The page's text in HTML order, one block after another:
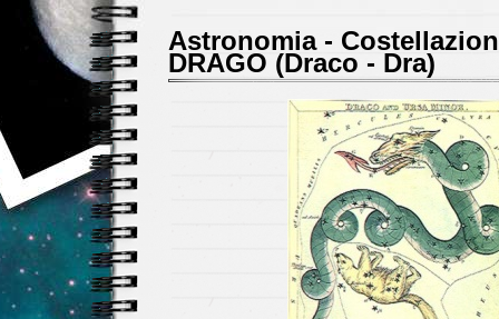
Astronomia -
DRAGO (Draco - Dra)